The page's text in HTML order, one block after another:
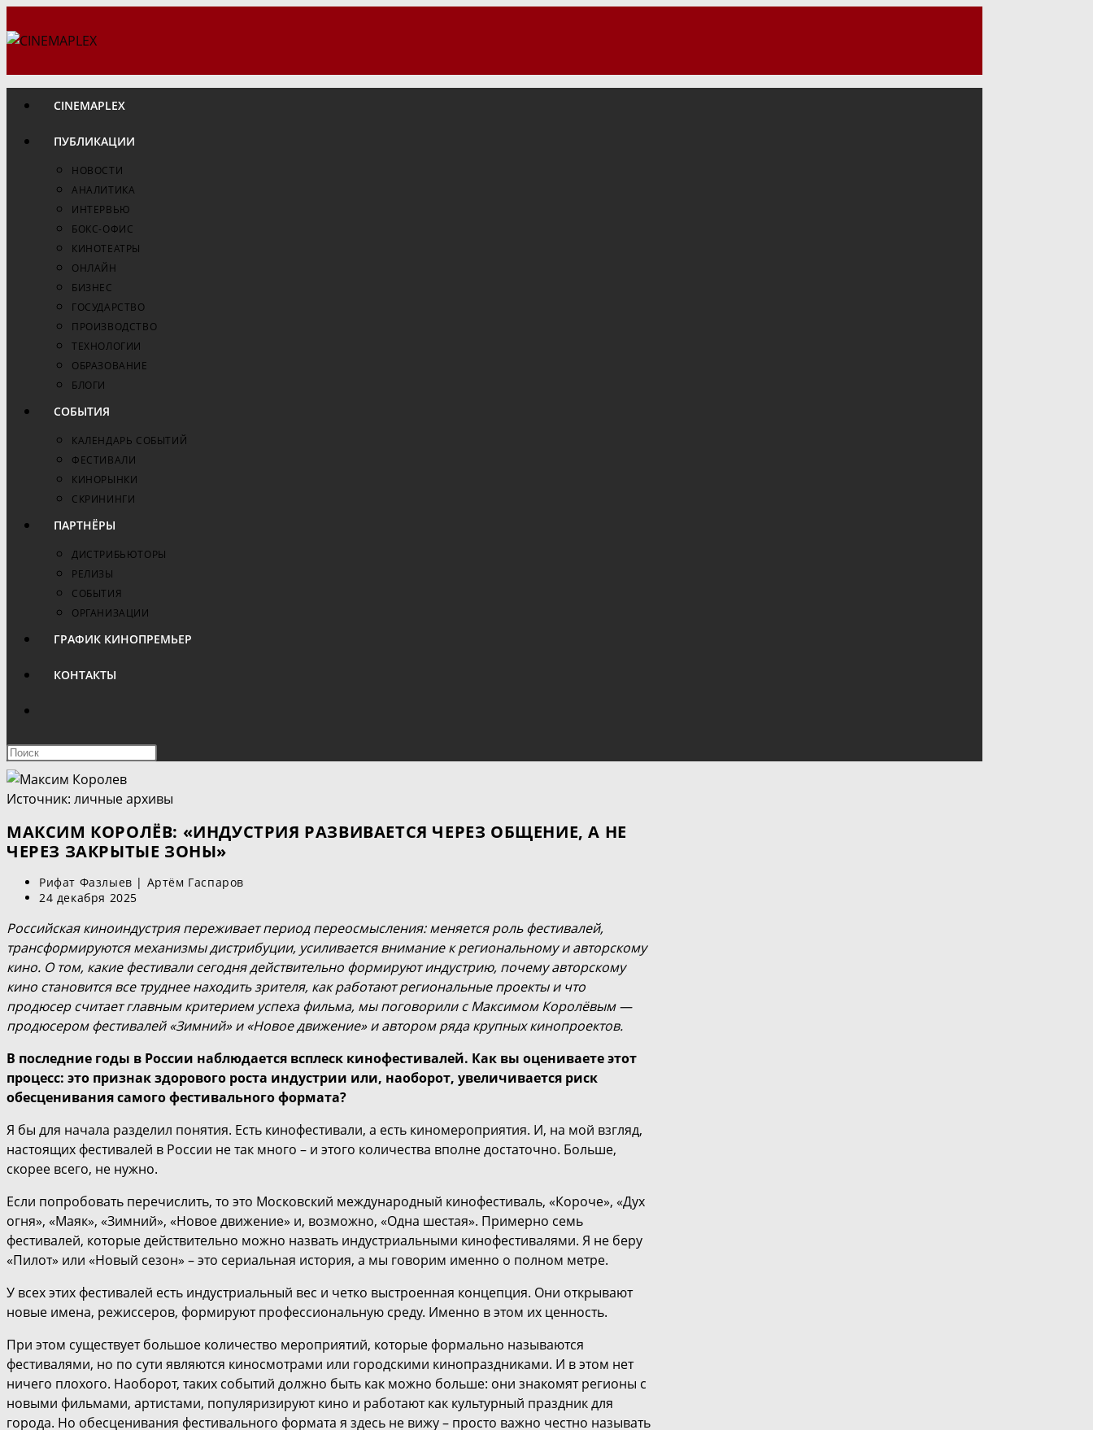
к
CINEMAPLEX
ПУБЛИКАЦИИ
НОВОСТИ
АНАЛИТИКА
ИНТЕРВЬЮ
БОКС-ОФИС
КИНОТЕАТРЫ
ОНЛАЙН
БИЗНЕС
ГОСУДАРСТВО
ПРОИЗВОДСТВО
ТЕХНОЛОГИИ
ОБРАЗОВАНИЕ
БЛОГИ
СОБЫТИЯ
КАЛЕНДАРЬ СОБЫТИЙ
ФЕСТИВАЛИ
КИНОРЫНКИ
СКРИНИНГИ
ПАРТНЁРЫ
ДИСТРИБЬЮТОРЫ
РЕЛИЗЫ
СОБЫТИЯ
ОРГАНИЗАЦИИ
ГРАФИК КИНОПРЕМЬЕР
КОНТАКТЫ
ПОИСК
ПО
САЙТУ
Нажмите
чтобы
закрыть
панель
Источник: личные архивы
МАКСИМ КОРОЛЁВ: «ИНДУСТРИЯ РАЗВИВАЕТСЯ ЧЕРЕЗ ОБЩЕНИЕ, А НЕ
ЧЕРЕЗ ЗАКРЫТЫЕ ЗОНЫ»
Автор
записи:
Рифат Фазлыев | Артём Гаспаров
Запись
24 декабря 2025
Российская киноиндустрия переживает период переосмысления: меняется роль фестивалей,
трансформируются механизмы дистрибуции, усиливается внимание к региональному и авторскому
кино. О том, какие фестивали сегодня действительно формируют индустрию, почему авторскому
кино становится все труднее находить зрителя, как работают региональные проекты и что
продюсер считает главным критерием успеха фильма, мы поговорили с Максимом Королёвым —
продюсером фестивалей «Зимний» и «Новое движение» и автором ряда крупных кинопроектов.
В последние годы в России наблюдается всплеск кинофестивалей. Как вы оцениваете этот
процесс: это признак здорового роста индустрии или, наоборот, увеличивается риск
обесценивания самого фестивального формата?
Я бы для начала разделил понятия. Есть кинофестивали, а есть киномероприятия. И, на мой взгляд,
настоящих фестивалей в России не так много – и этого количества вполне достаточно. Больше,
скорее всего, не нужно.
Если попробовать перечислить, то это Московский международный кинофестиваль, «Короче», «Дух
огня», «Маяк», «Зимний», «Новое движение» и, возможно, «Одна шестая». Примерно семь
фестивалей, которые действительно можно назвать индустриальными кинофестивалями. Я не беру
«Пилот» или «Новый сезон» – это сериальная история, а мы говорим именно о полном метре.
У всех этих фестивалей есть индустриальный вес и четко выстроенная концепция. Они открывают
новые имена, режиссеров, формируют профессиональную среду. Именно в этом их ценность.
При этом существует большое количество мероприятий, которые формально называются
фестивалями, но по сути являются киносмотрами или городскими кинопраздниками. И в этом нет
ничего плохого. Наоборот, таких событий должно быть как можно больше: они знакомят регионы с
новыми фильмами, артистами, популяризируют кино и работают как культурный праздник для
города. Но обесценивания фестивального формата я здесь не вижу – просто важно честно называть